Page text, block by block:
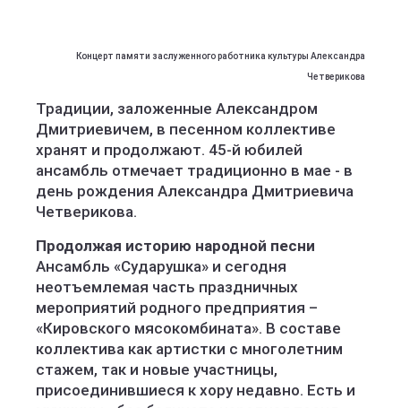
Концерт памяти заслуженного работника культуры Александра
Четверикова
Традиции, заложенные Александром
Дмитриевичем, в песенном коллективе
хранят и продолжают. 45-й юбилей
ансамбль отмечает традиционно в мае - в
день рождения Александра Дмитриевича
Четверикова.
Продолжая историю народной песни
Ансамбль «Сударушка» и сегодня
неотъемлемая часть праздничных
мероприятий родного предприятия –
«Кировского мясокомбината». В составе
коллектива как артистки с многолетним
стажем, так и новые участницы,
присоединившиеся к хору недавно. Есть и